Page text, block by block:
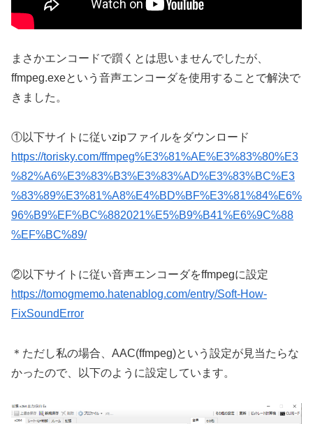
まさかエンコードで躓くとは思いませんでしたが、
ffmpeg.exeという音声エンコーダを使用することで解決で
きました。
①以下サイトに従いzipファイルをダウンロード
https://torisky.com/ffmpeg%E3%81%AE%E3%83%80%E3
%82%A6%E3%83%B3%E3%83%AD%E3%83%BC%E3
%83%89%E3%81%A8%E4%BD%BF%E3%81%84%E6%
96%B9%EF%BC%882021%E5%B9%B41%E6%9C%88
%EF%BC%89/
②以下サイトに従い音声エンコーダをffmpegに設定
https://tomogmemo.hatenablog.com/entry/Soft-How-
FixSoundError
＊ただし私の場合、AAC(ffmpeg)という設定が見当たらな
かったので、以下のように設定しています。